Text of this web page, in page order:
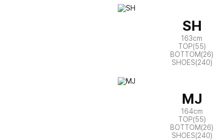
SH
163cm
TOP(55)
BOTTOM(26)
SHOES(240)
MJ
164cm
TOP(55)
BOTTOM(26)
SHOES(240)